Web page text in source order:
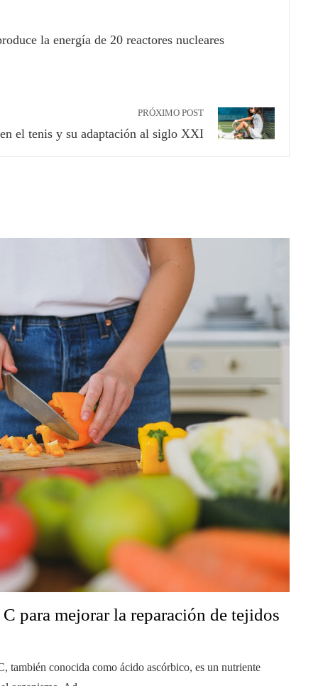
la energía de 20 reactores nucleares
PRÓXIMO POST
el tenis y su adaptación al siglo XXI
para mejorar la reparación de tejidos
también conocida como ácido ascórbico, es un nutriente